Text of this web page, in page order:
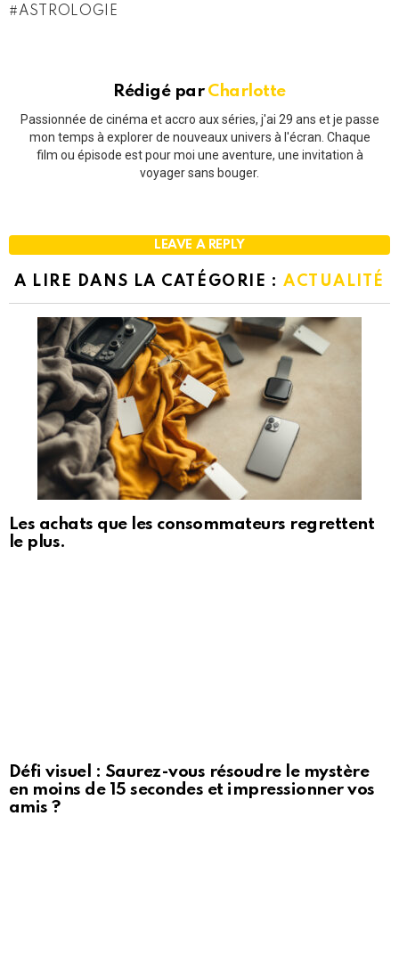
ASTROLOGIE
Rédigé par Charlotte
Passionnée de cinéma et accro aux séries, j'ai 29 ans et je passe
mon temps à explorer de nouveaux univers à l'écran. Chaque
film ou épisode est pour moi une aventure, une invitation à
voyager sans bouger.
LEAVE A REPLY
A LIRE DANS LA CATÉGORIE : ACTUALITÉ
Les achats que les consommateurs regrettent
le plus.
Défi visuel : Saurez-vous résoudre le mystère
en moins de 15 secondes et impressionner vos
amis ?